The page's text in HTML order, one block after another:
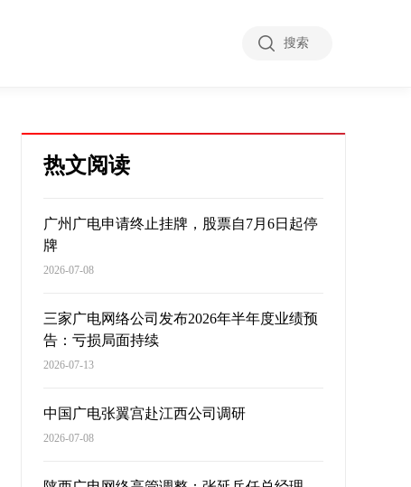
搜索
热文阅读
广州广电申请终止挂牌，股票自7月6日起停
牌
2026-07-08
三家广电网络公司发布2026年半年度业绩预
告：亏损局面持续
2026-07-13
中国广电张翼宫赴江西公司调研
2026-07-08